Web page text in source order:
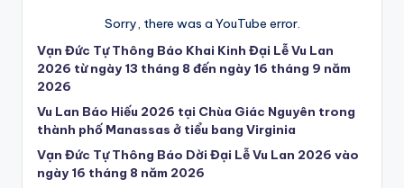
Sorry, there was a YouTube error.
Vạn Đức Tự Thông Báo Khai Kinh Đại Lễ Vu Lan
2026 từ ngày 13 tháng 8 đến ngày 16 tháng 9 năm
2026
Vu Lan Báo Hiếu 2026 tại Chùa Giác Nguyên trong
thành phố Manassas ở tiểu bang Virginia
Vạn Đức Tự Thông Báo Dời Đại Lễ Vu Lan 2026 vào
ngày 16 tháng 8 năm 2026